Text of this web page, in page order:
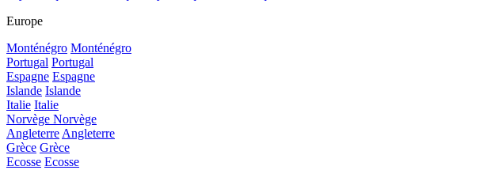
Europe
Monténégro Monténégro
Portugal Portugal
Espagne Espagne
Islande Islande
Italie Italie
Norvège Norvège
AngleterreAngleterre
Grèce Grèce
Ecosse Ecosse